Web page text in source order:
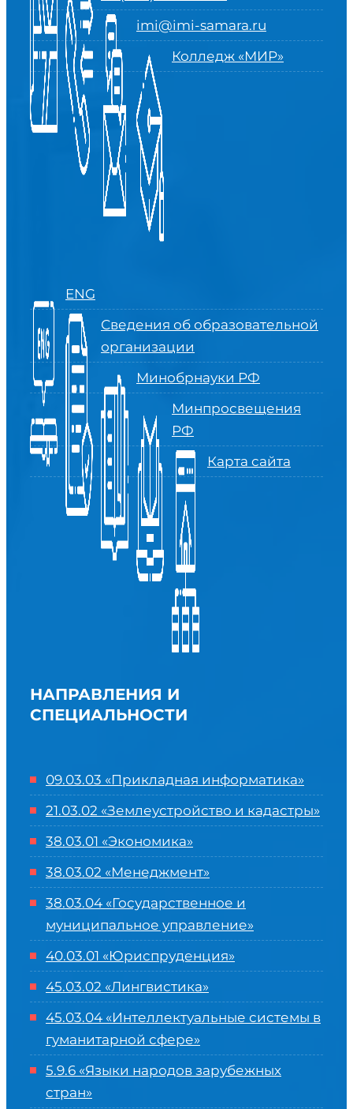
imi@imi-samara.ru
Колледж «МИР»
ENG
Сведения об образовательной
организации
Минобрнауки РФ
Минпросвещения
РФ
Карта сайта
НАПРАВЛЕНИЯ И
СПЕЦИАЛЬНОСТИ
09.03.03 «Прикладная информатика»
21.03.02 «Землеустройство и кадастры»
38.03.01 «Экономика»
38.03.02 «Менеджмент»
38.03.04 «Государственное и
муниципальное управление»
40.03.01 «Юриспруденция»
45.03.02 «Лингвистика»
45.03.04 «Интеллектуальные системы в
гуманитарной сфере»
5.9.6 «Языки народов зарубежных
стран»